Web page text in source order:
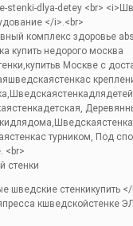
stenki-dlya-detey <br>
</i>.<br>
комплекс здоровье
купить недорого москва
Москве с
турником, Под
<br>
стенки
шведские стенкикупить </
кшведскойстенке